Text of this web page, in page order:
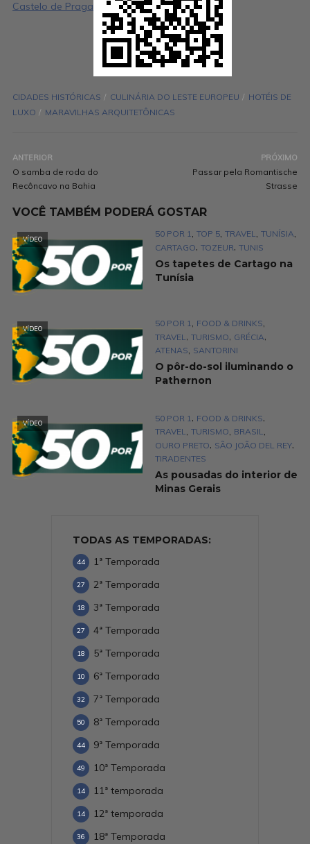
Castelo de Praga
CIDADES HISTÓRICAS CULINÁRIA DO LESTE EUROPEU
HOTÉIS DE
LUXO
MARAVILHAS ARQUITETÔNICAS
ANTERIOR
O samba de roda do
Recôncavo na Bahia
PRÓXIMO
Passar pela Romantische
Strasse
VOCÊ TAMBÉM PODERÁ GOSTAR
VÍDEO
50 POR 1, TOP 5, TRAVEL, TUNÍSIA,
CARTAGO, TOZEUR, TUNIS
Os tapetes de Cartago na
Tunísia
VÍDEO
50 POR 1, FOOD & DRINKS,
TRAVEL , TURISMO, GRÉCIA,
ATENAS, SANTORINI
O pôr-do-sol iluminando o
Pathernon
VÍDEO
50 POR 1 , FOOD & DRINKS,
TRAVEL, TURISMO, BRASIL,
OURO PRETO, SÃO JOÃO DEL REY,
TIRADENTES
As pousadas do interior de
Minas Gerais
TODAS AS TEMPORADAS:
1ª Temporada
44
2ª Temporada
27
3ª Temporada
18
4ª Temporada
27
5ª Temporada
18
6ª Temporada
10
7ª Temporada
32
8ª Temporada
50
9ª Temporada
44
10ª Temporada
49
11ª temporada
14
12ª temporada
14
18ª Temporada
36